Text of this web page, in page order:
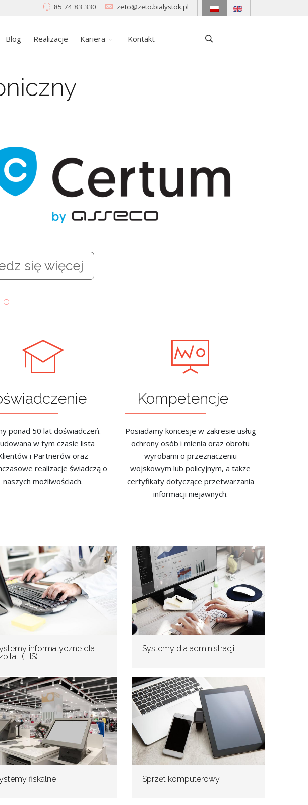
85 74 83 330 zeto@zeto.bialystok.pl
Blog Realizacje Kariera Kontakt
2026
ponad 50 lat doświadczeń.
w tym czasie lista
i Partnerów oraz
realizacje świadczą o
naszych możliwościach.
Kompetencje
Posiadamy koncesje w zakresie usług
ochrony osób i mienia oraz obrotu
wyrobami o przeznaczeniu
wojskowym lub policyjnym, a także
certyfikaty dotyczące przetwarzania
informacji niejawnych.
informatyczne dla
(HIS)
Systemy dla administracji
fiskalne Sprzęt komputerowy